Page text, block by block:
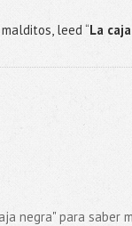
leed “La
negra" para saber